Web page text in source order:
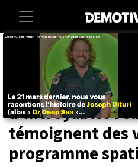
Culture
Perdues dans
fond des
d'incroyables
témoignent des
programme